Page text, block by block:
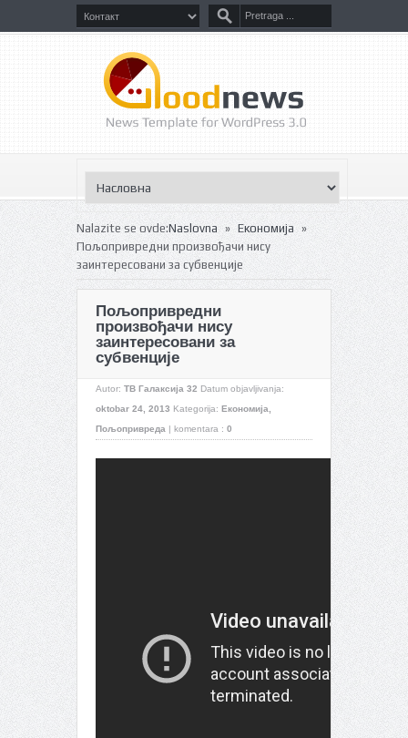
Nalazite se ovde:Naslovna » Економија »
Пољопривредни произвођачи нису
заинтересовани за субвенције
Пољопривредни
произвођачи нису
заинтересовани за
субвенције
Autor: ТВ Галаксија 32 Datum objavljivanja:
oktobar 24, 2013 Kategorija: Економија
Пољопривреда | komentara : 0